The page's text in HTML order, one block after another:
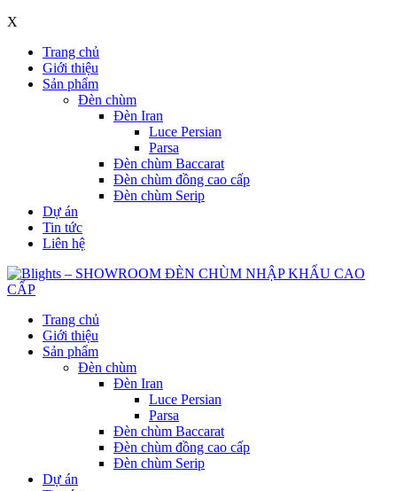
X
Trang chủ
Giới thiệu
Sản phẩm
Đèn chùm
Đèn Iran
Luce Persian
Parsa
Đèn chùm Baccarat
Đèn chùm đồng cao cấp
Đèn chùm Serip
Dự án
Tin tức
Liên hệ
Trang chủ
Giới thiệu
Sản phẩm
Đèn chùm
Đèn Iran
Luce Persian
Parsa
Đèn chùm Baccarat
Đèn chùm đồng cao cấp
Đèn chùm Serip
Dự án